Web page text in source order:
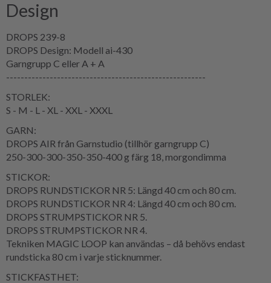
Design
DROPS 239-8
DROPS Design: Modell ai-430
Garngrupp C eller A + A
-------------------------------------------------------
STORLEK:
S - M - L - XL - XXL - XXXL
GARN:
DROPS AIR från Garnstudio (tillhör garngrupp C)
250-300-300-350-350-400 g färg 18, morgondimma
STICKOR:
DROPS RUNDSTICKOR NR 5: Längd 40 cm och 80 cm.
DROPS RUNDSTICKOR NR 4: Längd 40 cm och 80 cm.
DROPS STRUMPSTICKOR NR 5.
DROPS STRUMPSTICKOR NR 4.
Tekniken MAGIC LOOP kan användas – då behövs endast
rundsticka 80 cm i varje sticknummer.
STICKFASTHET: